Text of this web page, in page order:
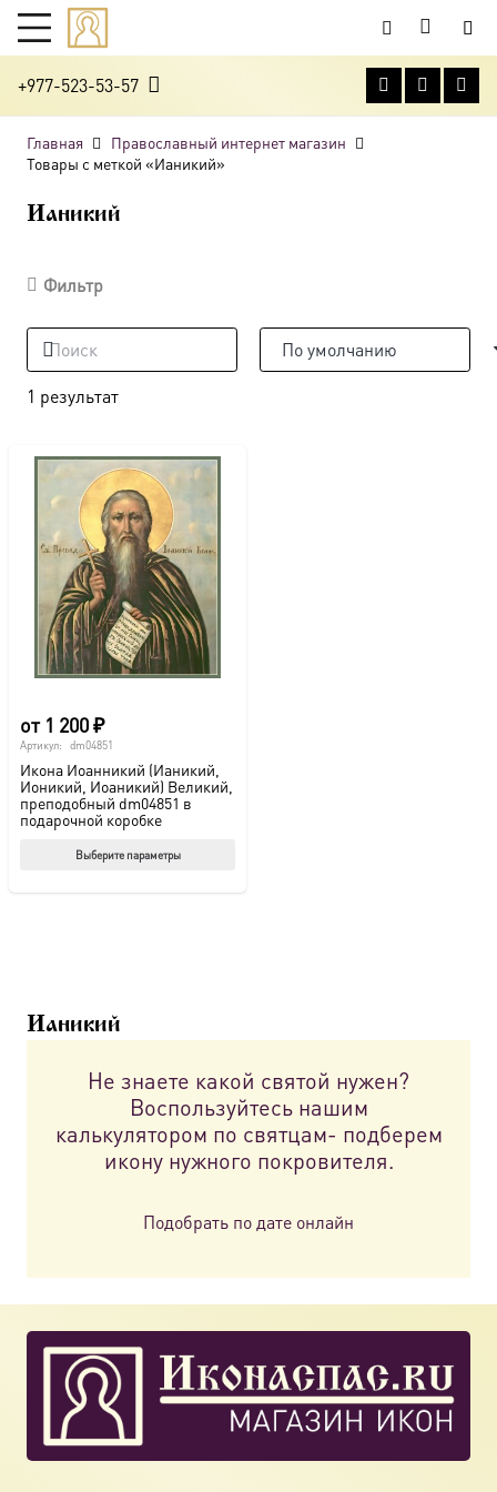
+977-523-53-57
Главная
Православный интернет магазин
Товары с меткой «Ианикий»
Ианикий
Фильтр
1 результат
от 1 200₽
Артикул: dm04851
Икона Иоанникий (Ианикий,
Ионикий, Иоаникий) Великий,
преподобный dm04851 в
подарочной коробке
Выберите параметры
выбрать
странице
товара.
Ианикий
Не знаете какой святой нужен?
Воспользуйтесь нашим
калькулятором по святцам- подберем
икону нужного покровителя.
Подобрать по дате онлайн